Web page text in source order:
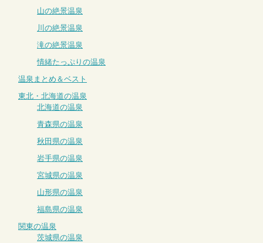
山の絶景温泉
川の絶景温泉
滝の絶景温泉
情緒たっぷりの温泉
温泉まとめ＆ベスト
東北・北海道の温泉
北海道の温泉
青森県の温泉
秋田県の温泉
岩手県の温泉
宮城県の温泉
山形県の温泉
福島県の温泉
関東の温泉
茨城県の温泉